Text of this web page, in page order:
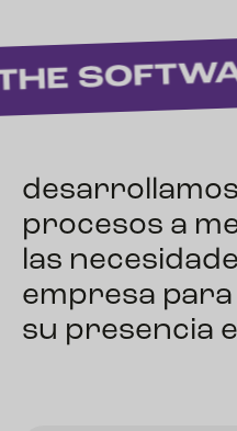
procesos a
las
empresa
su presencia